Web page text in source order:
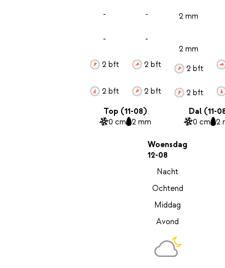
-
-
2 bft
2 bft
-
-
2 bft
2 bft
2 mm
2 mm
2 bft
2 bft
Top (11-08)
0 cm 2 mm
Dal (11-
0 cm 2
Woensdag
12-08
Nacht
Ochtend
Middag
Avond